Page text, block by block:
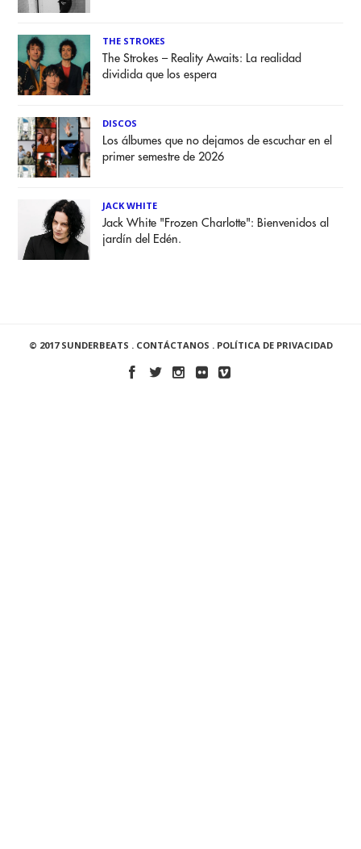
THE STROKES
The Strokes – Reality Awaits: La realidad
dividida que los espera
DISCOS
Los álbumes que no dejamos de escuchar en el
primer semestre de 2026
JACK WHITE
Jack White "Frozen Charlotte": Bienvenidos al
jardín del Edén.
© 2017 SUNDERBEATS . CONTÁCTANOS . POLÍTICA DE PRIVACIDAD